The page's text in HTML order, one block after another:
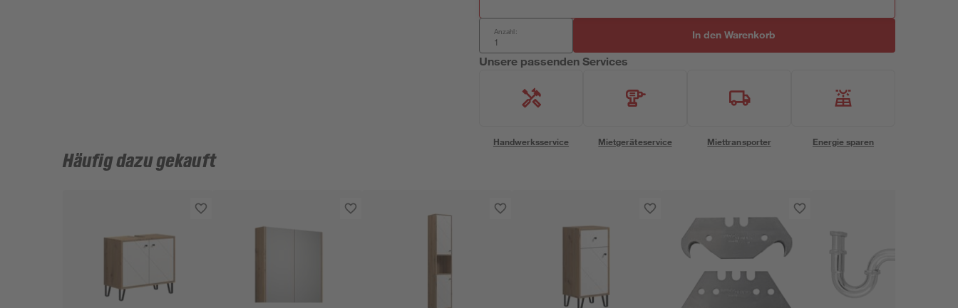
Anzahl: In den Warenkorb
Unsere passenden Services
Handwerksservice Mietgeräteservice Miettransporter Energie sparen
Häufig dazu gekauft